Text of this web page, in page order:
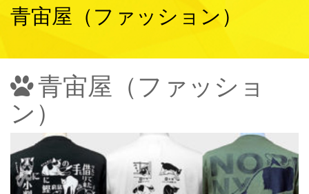
青宙屋（ファッション）
青宙屋（ファッショ
ン）